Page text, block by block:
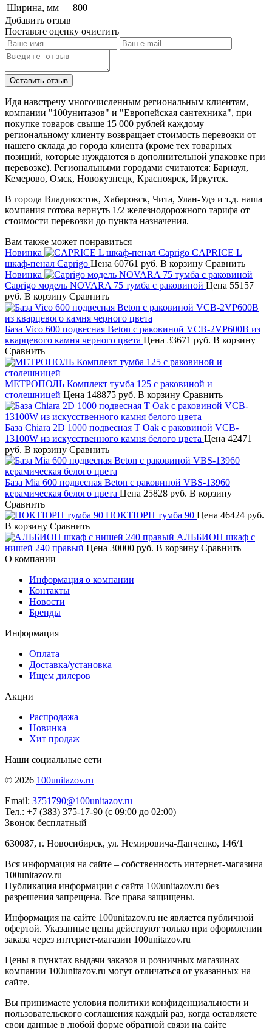
Ширина, мм
800
Добавить отзыв
Поставьте оценку очистить
Идя навстречу многочисленным региональным клиентам,
компании "100унитазов" и "Европейская сантехника", при
покупке товаров свыше 15 000 рублей каждому
региональному клиенту возвращает стоимость перевозки от
нашего склада до города клиента (кроме тех товарных
позиций, которые нуждаются в дополнительной упаковке при
перевозке). Региональными городами считаются: Барнаул,
Кемерово, Омск, Новокузнецк, Красноярск, Иркутск.
В города Владивосток, Хабаровск, Чита, Улан-Удэ и т.д. наша
компания готова вернуть 1/2 железнодорожного тарифа от
стоимости перевозки до пункта назначения.
Вам также может понравиться
Новинка
CAPRICE L
шкаф-пенал Caprigo Цена 60761 руб. В корзину Сравнить
Новинка
Caprigo модель NOVARA 75 тумба с раковиной Цена 55157
руб. В корзину Сравнить
База Vico 600 подвесная Beton с раковиной VCB-2VP600B из
кварцевого камня черного цвета Цена 33671 руб. В корзину
Сравнить
МЕТРОПОЛЬ Комплект тумба 125 с раковиной и
столешницей Цена 148875 руб. В корзину Сравнить
База Chiara 2D 1000 подвесная T Oak с раковиной VCB-
13100W из искусственного камня белого цвета Цена 42471
руб. В корзину Сравнить
База Mia 600 подвесная Beton с раковиной VBS-13960
керамическая белого цвета Цена 25828 руб. В корзину
Сравнить
НОКТЮРН тумба 90 Цена 46424 руб.
В корзину Сравнить
АЛЬБИОН шкаф с
нишей 240 правый Цена 30000 руб. В корзину Сравнить
О компании
Информация о компании
Контакты
Новости
Бренды
Информация
Оплата
Доставка/установка
Ищем дилеров
Акции
Распродажа
Новинка
Хит продаж
Наши социальные сети
© 2026 100unitazov.ru
Email: 3751790@100unitazov.ru
Тел.: +7 (383) 375-17-90 (с 09:00 до 02:00)
Звонок бесплатный
630087, г. Новосибирск, ул. Немировича-Данченко, 146/1
Вся информация на сайте – собственность интернет-магазина
100unitazov.ru
Публикация информации с сайта 100unitazov.ru без
разрешения запрещена. Все права защищены.
Информация на сайте 100unitazov.ru не является публичной
офертой. Указанные цены действуют только при оформлении
заказа через интернет-магазин 100unitazov.ru
Цены в пунктах выдачи заказов и розничных магазинах
компании 100unitazov.ru могут отличаться от указанных на
сайте.
Вы принимаете условия политики конфиденциальности и
пользовательского соглашения каждый раз, когда оставляете
свои данные в любой форме обратной связи на сайте